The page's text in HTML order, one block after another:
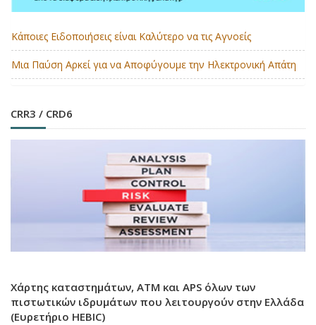
Κάποιες Ειδοποιήσεις είναι Καλύτερο να τις Αγνοείς
Μια Παύση Αρκεί για να Αποφύγουμε την Ηλεκτρονική Απάτη
CRR3 / CRD6
Χάρτης καταστημάτων, ATM και APS όλων των
πιστωτικών ιδρυμάτων που λειτουργούν στην Ελλάδα
(Ευρετήριο HEBIC)